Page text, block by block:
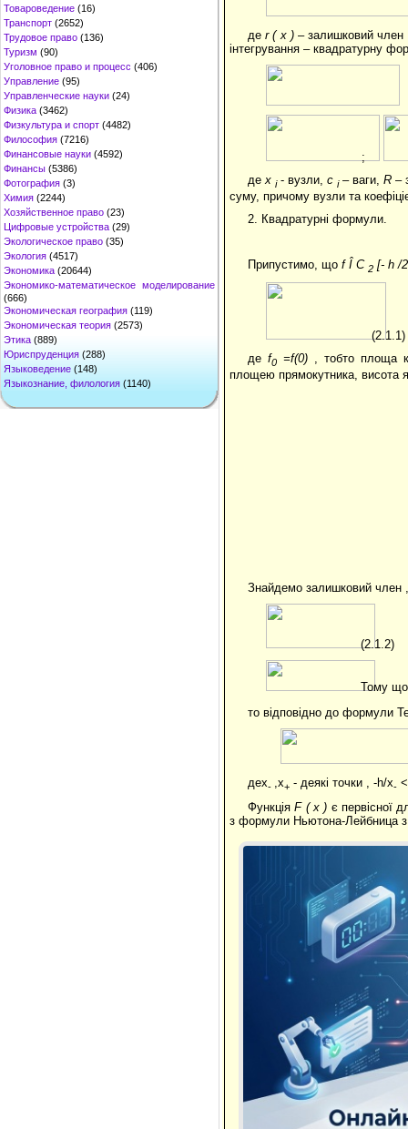
Товароведение (16)
Транспорт (2652)
Трудовое право (136)
Туризм (90)
Уголовное право и процесс (406)
Управление (95)
Управленческие науки (24)
Физика (3462)
Физкультура и спорт (4482)
Философия (7216)
Финансовые науки (4592)
Финансы (5386)
Фотография (3)
Химия (2244)
Хозяйственное право (23)
Цифровые устройства (29)
Экологическое право (35)
Экология (4517)
Экономика (20644)
Экономико-математическое моделирование
(666)
Экономическая география (119)
Экономическая теория (2573)
Этика (889)
Юриспруденция (288)
Языковедение (148)
Языкознание, филология (1140)
деr ( x )– залишковий член
інтегрування – квадратурну
;
дех i - вузли, с i – ваги, R –
суму, причому вузли та
2. Квадратурні формули.
Припустимо, що f Î C 2 [- h /
(2.1.1)
де f0=f(0), тобто площа
площею прямокутника, висота
Знайдемо залишковий член
(2.1.2)
Тому
то відповідно до формули
деx- ,x+ - деякі точки , -h/x-
ФункціяF ( x ) є первісної
з формули Ньютона-Лейбница з